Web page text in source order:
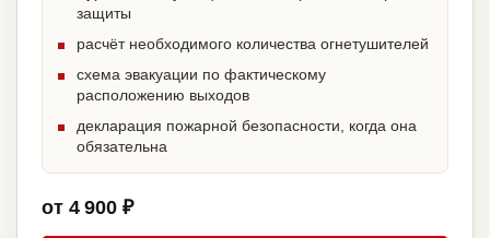
защиты
расчёт необходимого количества огнетушителей
схема эвакуации по фактическому
расположению выходов
декларация пожарной безопасности, когда она
обязательна
от 4 900 ₽